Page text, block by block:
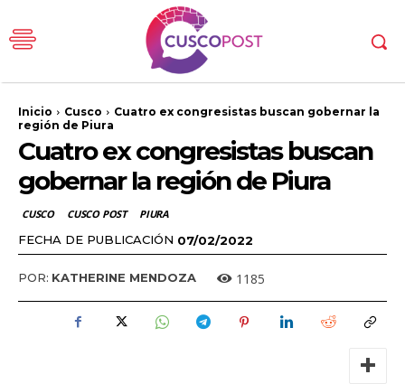
Inicio Cusco
Cuatro ex congresistas buscan gobernar la
región de Piura
Cuatro ex congresistas buscan
gobernar la región de Piura
CUSCO CUSCO POST PIURA
FECHA DE PUBLICACIÓN 07/02/2022
POR: KATHERINE MENDOZA 1185